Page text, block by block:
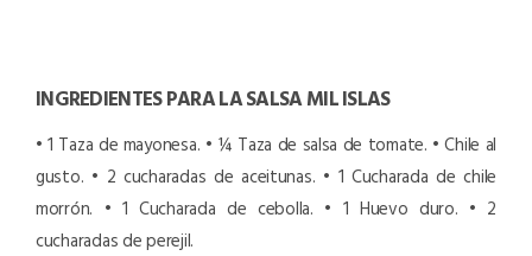
INGREDIENTES PARA LA SALSA MIL ISLAS
• 1 Taza de mayonesa. • ¼ Taza de salsa de tomate. • Chile al
gusto. • 2 cucharadas de aceitunas. • 1 Cucharada de chile
morrón. • 1 Cucharada de cebolla. • 1 Huevo duro. • 2
cucharadas de perejil.